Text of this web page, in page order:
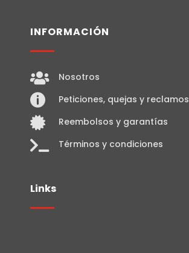
INFORMACIÓN
 Nosotros
 Peticiones, quejas y reclamos
 Reembolsos y garantías
 Términos y condiciones
Links